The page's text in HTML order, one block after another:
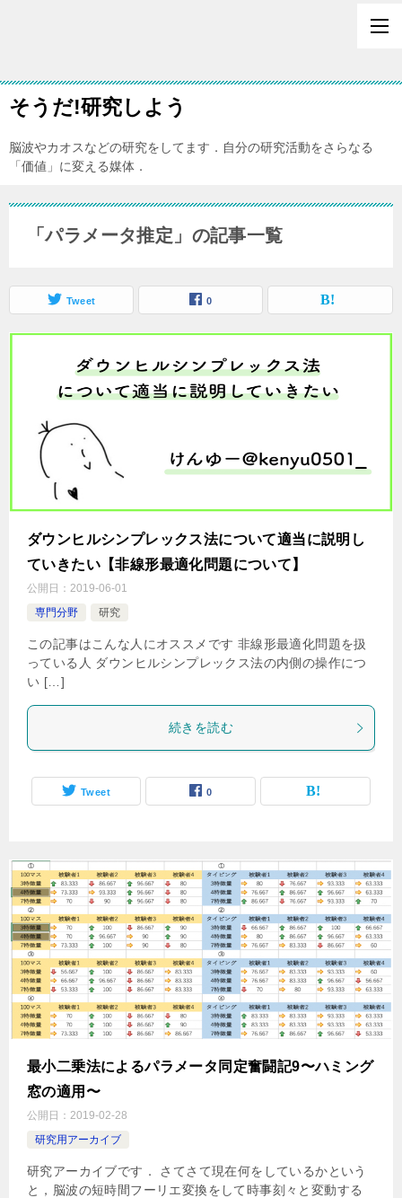
そうだ!研究しよう
脳波やカオスなどの研究をしてます．自分の研究活動をさらなる
「価値」に変える媒体．
「パラメータ推定」の記事一覧
Tweet 0
ダウンヒルシンプレックス法について適当に説明し
ていきたい【非線形最適化問題について】
公開日： 2019-06-01
専門分野
研究
この記事はこんな人にオススメです 非線形最適化問題を扱
っている人 ダウンヒルシンプレックス法の内側の操作につ
い […]
続きを読む
Tweet 0
最小二乗法によるパラメータ同定奮闘記9〜ハミング
窓の適用〜
公開日： 2019-02-28
研究用アーカイブ
研究アーカイブです． さてさて現在何をしているかという
と，脳波の短時間フーリエ変換をして時事刻々と変動する